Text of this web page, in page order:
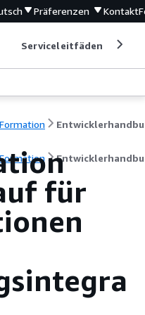
Präferenzen Kontakt
Serviceleitfäden
für